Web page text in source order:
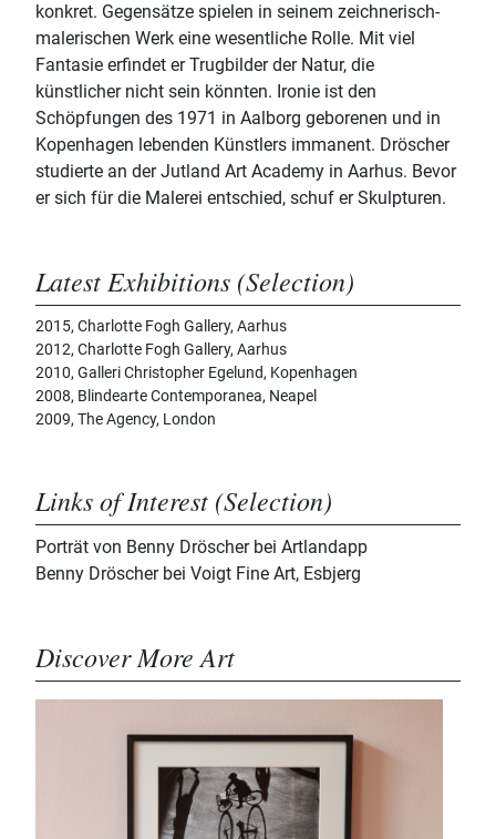
konkret. Gegensätze spielen in seinem zeichnerisch-
malerischen Werk eine wesentliche Rolle. Mit viel
Fantasie erfindet er Trugbilder der Natur, die
künstlicher nicht sein könnten. Ironie ist den
Schöpfungen des 1971 in Aalborg geborenen und in
Kopenhagen lebenden Künstlers immanent. Dröscher
studierte an der Jutland Art Academy in Aarhus. Bevor
er sich für die Malerei entschied, schuf er Skulpturen.
Latest Exhibitions (Selection)
2015, Charlotte Fogh Gallery, Aarhus
2012, Charlotte Fogh Gallery, Aarhus
2010, Galleri Christopher Egelund, Kopenhagen
2008, Blindearte Contemporanea, Neapel
2009, The Agency, London
Links of Interest (Selection)
Porträt von Benny Dröscher bei Artlandapp
Benny Dröscher bei Voigt Fine Art, Esbjerg
Discover More Art